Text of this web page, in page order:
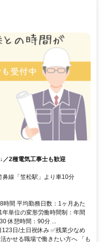
／2種電気工事士も歓迎
鼻線「笠松駅」より車10分
時間 平均勤務日数：1ヶ月あた
単位の変形労働時間制：年間
休憩時間：90分 ...
日/土日祝休み ✅残業少なめ
かせる職場で働きたい方へ 「も